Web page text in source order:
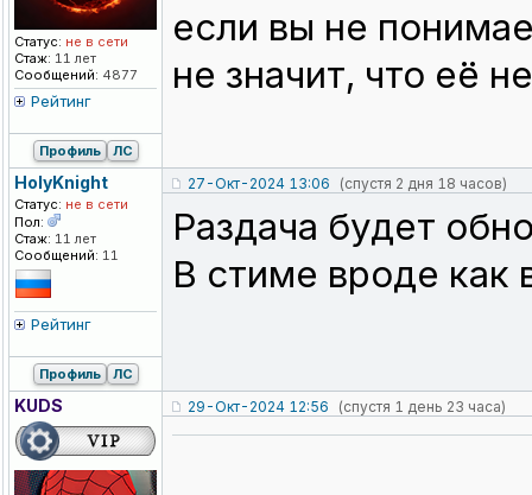
Статус: не в сети
Стаж: 11 лет
Сообщений: 4877
Рейтинг
если вы не
не значит, что её
Профиль ЛС
HolyKnight
Статус: не в сети
Пол:
Стаж: 11 лет
Сообщений: 11
Рейтинг
27-Окт-2024 13:06 (спустя 2 дня 18 часов)
Раздача будет
В стиме вроде
Профиль ЛС
KUDS 29-Окт-2024 12:56 (спустя 1 день 23 часа)